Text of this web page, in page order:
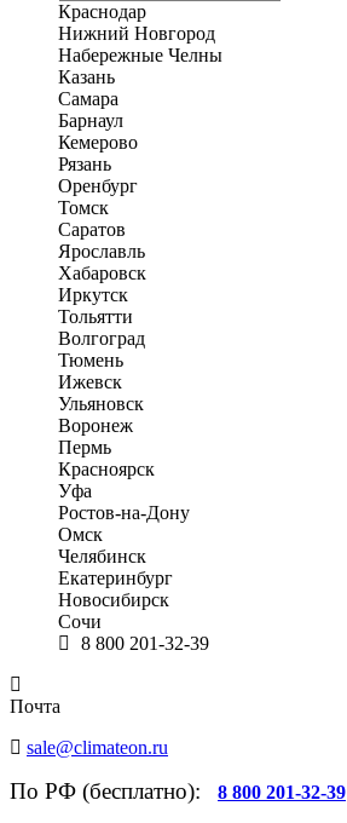
Краснодар
Нижний Новгород
Набережные Челны
Казань
Самара
Барнаул
Кемерово
Рязань
Оренбург
Томск
Саратов
Ярославль
Хабаровск
Иркутск
Тольятти
Волгоград
Тюмень
Ижевск
Ульяновск
Воронеж
Пермь
Красноярск
Уфа
Ростов-на-Дону
Омск
Челябинск
Екатеринбург
Новосибирск
Сочи
8 800 201-32-39
Почта
sale@climateon.ru
По РФ (бесплатно): 8 800 201-32-39